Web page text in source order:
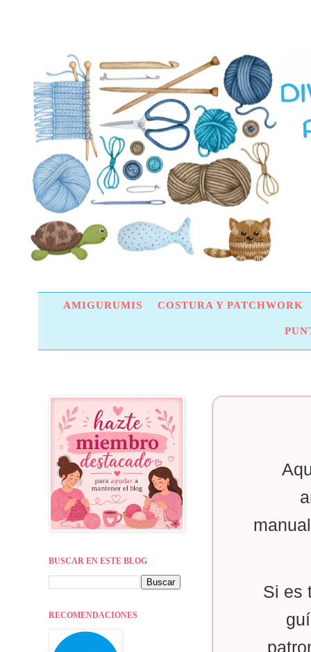
AMIGURUMIS COSTURA Y PATCHWORK
Si es
BUSCAR EN ESTE BLOG
RECOMENDACIONES